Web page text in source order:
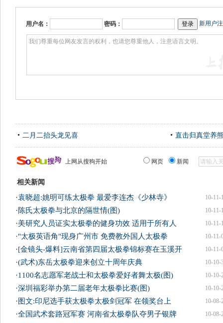
用户名： 密码： 新用户
二月二抬头龙见喜 直击归真堂养
上网从搜狗开始 网页 新闻
相关新闻
10-11-
·袁晓超:姚明可练太极拳 最爱李连杰《少林寺》
10-11-
·陈氏太极拳与北京的隔世情(图)
10-11-
·美研究人员证实太极拳的健身功效 适用于所有人
10-11-
·"太极英语角"现身广州市 免费教外国人太极拳
10-11-
·[金镜头-爆料]云南省第四届太极拳锦标赛在玉溪开
10-10-
·(武术)东岳太极拳迎来创立十周年庆典
10-10-
·1100名志愿军老战士和太极拳爱好者舞太极(图)
10-10-
·深圳福彩举办第二届老年太极拳比赛(图)
10-08-
· 图文:印尼选手获太极拳太极剑冠军 在领奖台上
10-08-
·全国武术套路冠军赛 河南省太极拳队夺男子银牌